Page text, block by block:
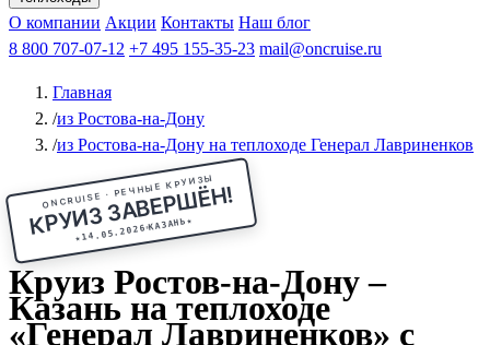
Чебоксарыиз Волгоградаиз Саратова Все города
КазаньВ Нижний НовгородВ ПермьВ Ростов-на-Дону
РыбинскНа СоловкиНа ВалаамПо ОкеПо Енисею
Афанасий Никитин Октябрьская революция
ФединАлександр СвешниковИван
МироновА.С.Попов
О компании Акции Контакты Наш блог
8 800 707-07-12 +7 495 155-35-23 mail@oncruise.ru
Главная
/из Ростова-на-Дону
/из Ростова-на-Дону на теплоходе Генерал Лавриненков
ONCRUISE · РЕЧНЫЕ КРУИЗЫ
КРУИЗ ЗАВЕРШЁН!
★14.05.2026КАЗАНЬ★
Круиз Ростов-на-Дону –
Казань на теплоходе
«Генерал Лавриненков» с